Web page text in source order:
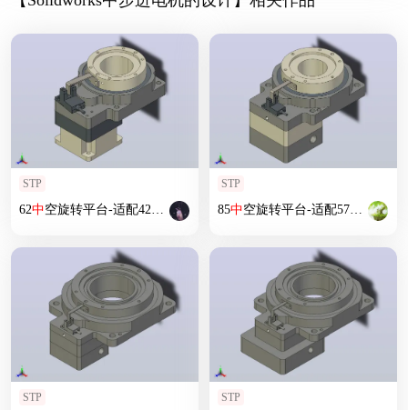
STP
62中空旋转平台-适配42 步进电机 ZCT62-5-42步进
STP
85中空旋转平台-适配57步进电机
STP STP